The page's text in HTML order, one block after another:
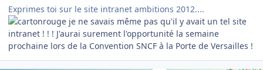
Exprimes toi sur le site intranet ambitions 2012....
je ne savais même pas qu'il y avait un tel site
intranet ! ! ! J'aurai surement l'opportunité la semaine
prochaine lors de la Convention SNCF à la Porte de Versailles !